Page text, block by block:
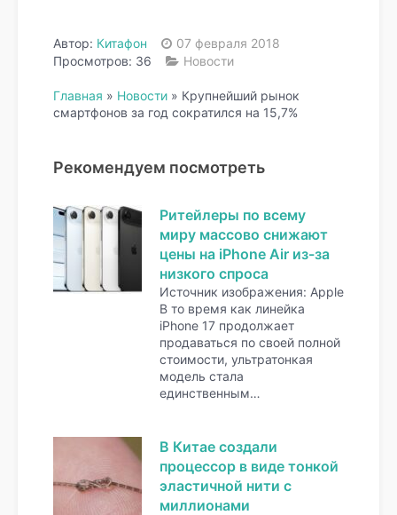
Автор: Китафон
07 февраля 2018
Просмотров: 36
Новости
Главная » Новости » Крупнейший рынок
смартфонов за год сократился на 15,7%
Рекомендуем посмотреть
Ритейлеры по всему
миру массово снижают
цены на iPhone Air из-за
низкого спроса
Источник изображения: Apple
В то время как линейка
iPhone 17 продолжает
продаваться по своей полной
стоимости, ультратонкая
модель стала
единственным…
В Китае создали
процессор в виде тонкой
эластичной нити с
миллионами